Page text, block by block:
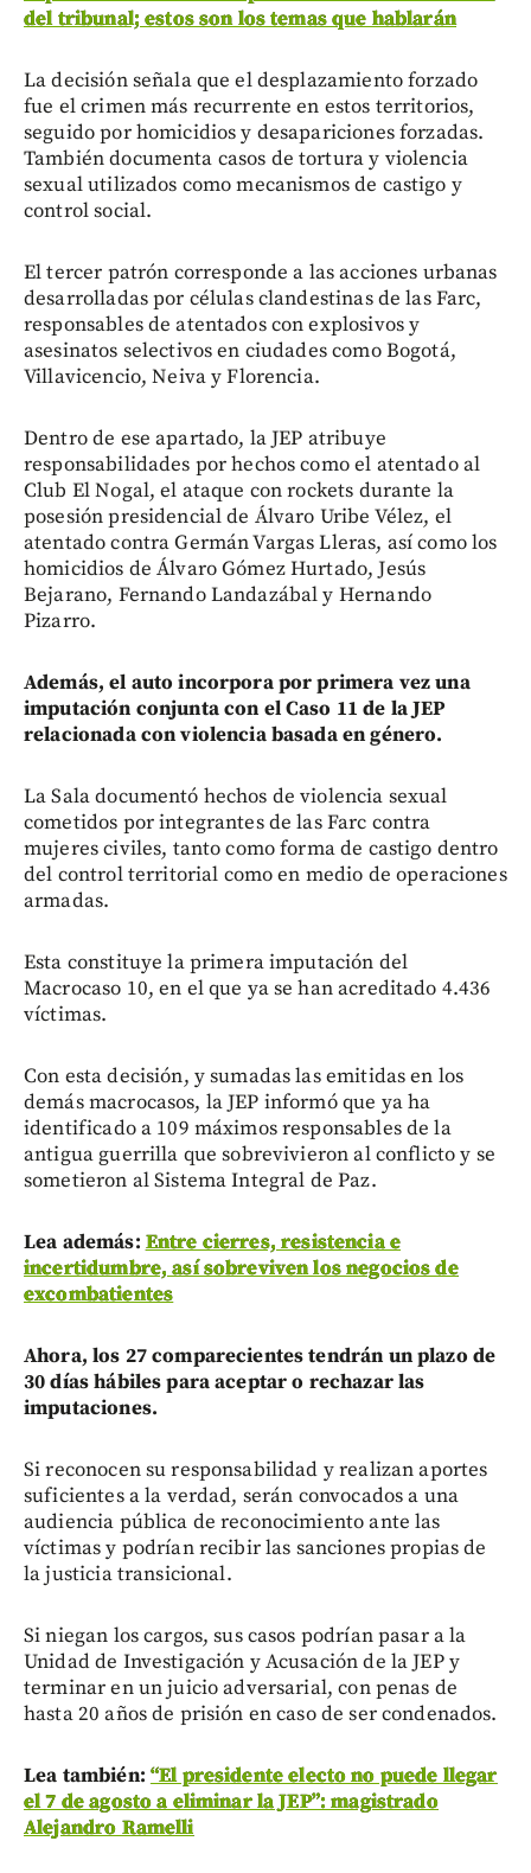
del tribunal; estos son los temas que hablarán
La decisión señala que el desplazamiento forzado
fue el crimen más recurrente en estos territorios,
seguido por homicidios y desapariciones forzadas.
También documenta casos de tortura y violencia
sexual utilizados como mecanismos de castigo y
control social.
El tercer patrón corresponde a las acciones urbanas
desarrolladas por células clandestinas de las Farc,
responsables de atentados con explosivos y
asesinatos selectivos en ciudades como Bogotá,
Villavicencio, Neiva y Florencia.
Dentro de ese apartado, la JEP atribuye
responsabilidades por hechos como el atentado al
Club El Nogal, el ataque con rockets durante la
posesión presidencial de Álvaro Uribe Vélez, el
atentado contra Germán Vargas Lleras, así como los
homicidios de Álvaro Gómez Hurtado, Jesús
Bejarano, Fernando Landazábal y Hernando
Pizarro.
Además, el auto incorpora por primera vez una
imputación conjunta con el Caso 11 de la JEP
relacionada con violencia basada en género.
La Sala documentó hechos de violencia sexual
cometidos por integrantes de las Farc contra
mujeres civiles, tanto como forma de castigo dentro
del control territorial como en medio de operaciones
armadas.
Esta constituye la primera imputación del
Macrocaso 10, en el que ya se han acreditado 4.436
víctimas.
Con esta decisión, y sumadas las emitidas en los
demás macrocasos, la JEP informó que ya ha
identificado a 109 máximos responsables de la
antigua guerrilla que sobrevivieron al conflicto y se
sometieron al Sistema Integral de Paz.
Lea además: Entre cierres, resistencia e
incertidumbre, así sobreviven los negocios de
excombatientes
Ahora, los 27 comparecientes tendrán un plazo de
30 días hábiles para aceptar o rechazar las
imputaciones.
Si reconocen su responsabilidad y realizan aportes
suficientes a la verdad, serán convocados a una
audiencia pública de reconocimiento ante las
víctimas y podrían recibir las sanciones propias de
la justicia transicional.
Si niegan los cargos, sus casos podrían pasar a la
Unidad de Investigación y Acusación de la JEP y
terminar en un juicio adversarial, con penas de
hasta 20 años de prisión en caso de ser condenados.
Lea también: “El presidente electo no puede llegar
el 7 de agosto a eliminar la JEP”: magistrado
Alejandro Ramelli